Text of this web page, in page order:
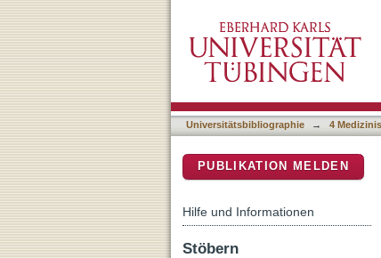
Enhanced Orai1 and
ovary carcinoma cells
Universitätsbibliographie → 4
PUBLIKATION MELDEN
Hilfe und Informationen
Stöbern